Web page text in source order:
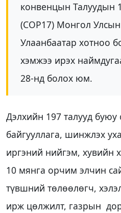
конвенцын Талуудын
(COP17) Монгол
Улаанбаатар хотноо
хэмжээ ирэх
28-нд болох юм.
Дэлхийн 197 талууд
байгууллага, шинжлэх
иргэний нийгэм, хувийн
10 мянга орчим элчин
түвшний төлөөлөгч,
ирж цөлжилт, газрын